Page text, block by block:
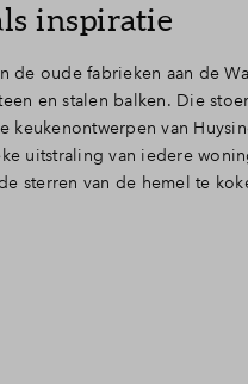
inspiratie
de oude fabrieken aan de
en stalen balken. Die
van
uitstraling van iedere
sterren van de hemel te